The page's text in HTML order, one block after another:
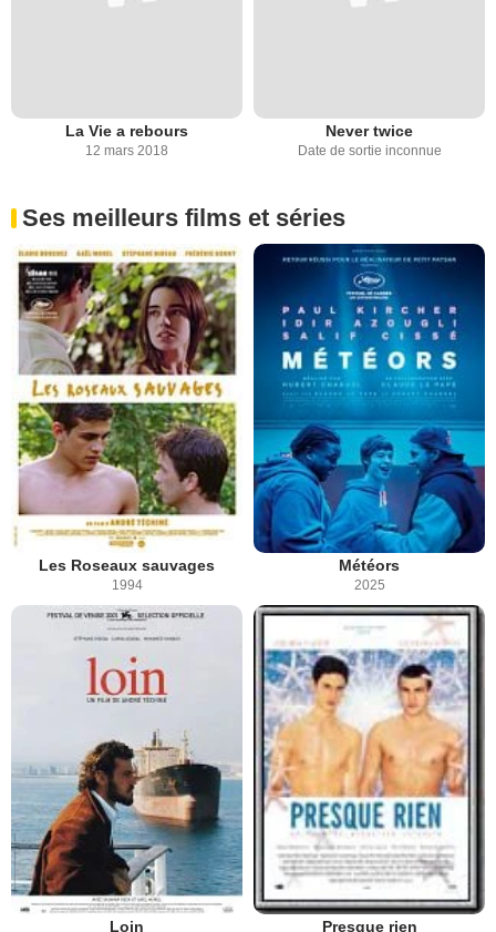
La Vie a rebours
12 mars 2018
Never twice
Date de sortie inconnue
Ses meilleurs films et séries
Les Roseaux sauvages
1994
Météors
2025
Loin Presque rien